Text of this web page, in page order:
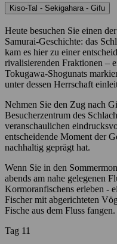
Kiso-Tal - Sekigahara - Gifu
Heute besuchen Sie einen
Samurai-Geschichte: das
kam es hier zu einer
rivalisierenden Fraktionen –
Tokugawa-Shogunats
unter dessen Herrschaft
Nehmen Sie den Zug nach
Besucherzentrum des
veranschaulichen
entscheidende Moment der
nachhaltig geprägt hat.
Wenn Sie in den
abends am nahe gelegenen
Kormoranfischens erleben -
Fischer mit abgerichteten
Fische aus dem Fluss fangen.
Tag 11